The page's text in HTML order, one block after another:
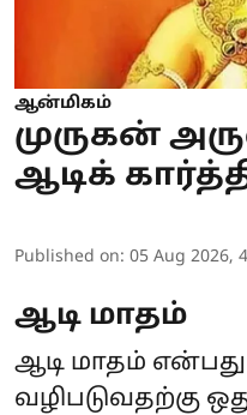
ஆன்மிகம்
முருகன்
ஆடிக்
Published on: 05 Aug 2026,
ஆடி மாதம்
ஆடி மாதம்
வழிபடுவதற்கு